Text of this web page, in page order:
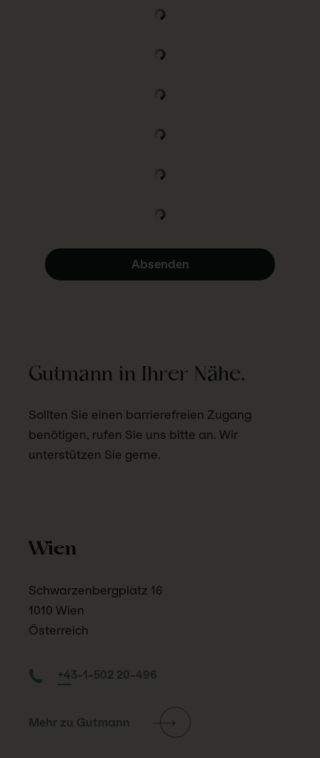
Absenden
Gutmann in Ihrer Nähe.
Sollten Sie einen barrierefreien Zugang
benötigen, rufen Sie uns bitte an. Wir
unterstützen Sie gerne.
Wien
Schwarzenbergplatz 16
1010 Wien
Österreich
+43-1-502 20-496
Mehr zu Gutmann